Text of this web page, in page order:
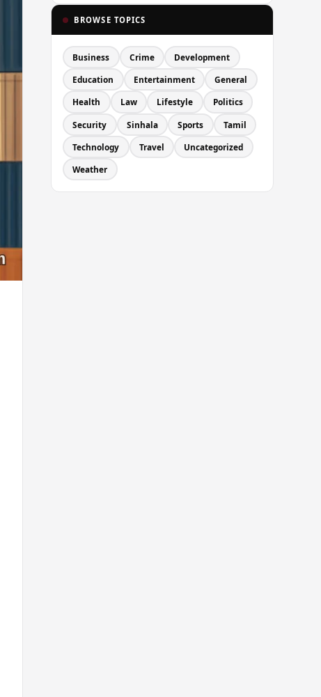
BROWSE TOPICS
Business Crime Development
Education Entertainment General
Health Law Lifestyle Politics
Security Sinhala Sports Tamil
Technology Travel Uncategorized
Weather